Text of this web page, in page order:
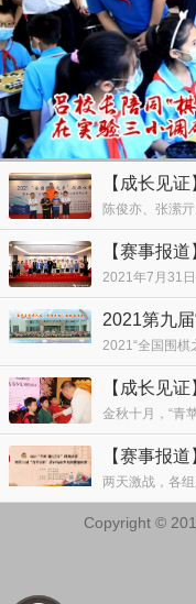
【成长见
【成长见
Copyright ©